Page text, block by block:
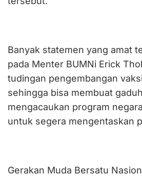
Banyak statemen yang amat
pada Menter BUMNi Erick
tudingan pengembangan
sehingga bisa membuat
mengacaukan program
untuk segera mengentaskan
Gerakan Muda Bersatu